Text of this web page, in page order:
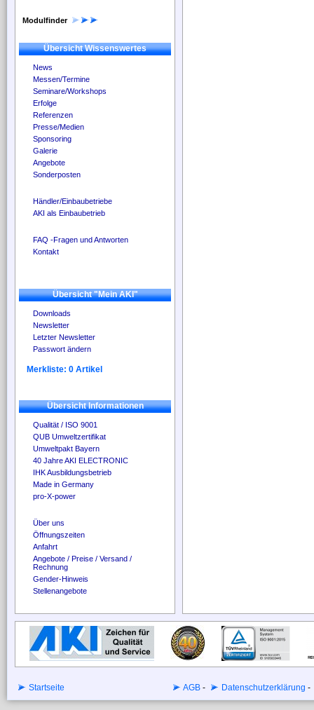
Modulfinder
Übersicht Wissenswertes
News
Messen/Termine
Seminare/Workshops
Erfolge
Referenzen
Presse/Medien
Sponsoring
Galerie
Angebote
Sonderposten
Händler/Einbaubetriebe
AKI als Einbaubetrieb
FAQ -Fragen und Antworten
Kontakt
Übersicht "Mein AKI"
Downloads
Newsletter
Letzter Newsletter
Passwort ändern
Merkliste: 0 Artikel
Übersicht Informationen
Qualität / ISO 9001
QUB Umweltzertifikat
Umweltpakt Bayern
40 Jahre AKI ELECTRONIC
IHK Ausbildungsbetrieb
Made in Germany
pro-X-power
Über uns
Öffnungszeiten
Anfahrt
Angebote / Preise / Versand /
Rechnung
Gender-Hinweis
Stellenangebote
Startseite AGB - Datenschutzerklärung -